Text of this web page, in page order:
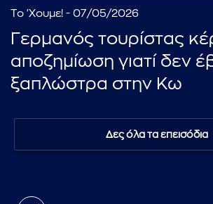
Το 'Χουμε! - 07/05/2026
Γερμανός τουρίστας
αποζημίωση γιατί δεν
ξαπλώστρα στην Κω
Δες όλα τα επεισόδια